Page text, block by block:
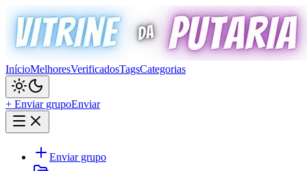
InícioMelhoresVerificadosTagsCategorias
+ Enviar grupoEnviar
Enviar grupo